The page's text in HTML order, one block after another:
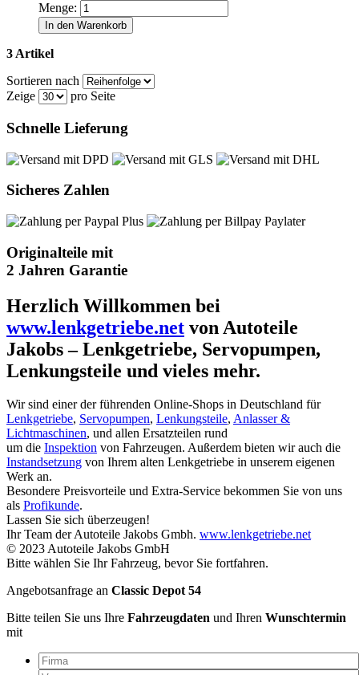
Menge:
In den Warenkorb
3 Artikel
Sortieren nach
Zeige
pro Seite
Schnelle Lieferung
Sicheres Zahlen
Originalteile mit
2 Jahren Garantie
Herzlich Willkommen bei
www.lenkgetriebe.net von Autoteile
Jakobs – Lenkgetriebe, Servopumpen,
Lenkungsteile und vieles mehr.
Wir sind einer der führenden Online-Shops in Deutschland für
Lenkgetriebe, Servopumpen, Lenkungsteile, Anlasser &
Lichtmaschinen, und allen Ersatzteilen rund
um die Inspektion von Fahrzeugen. Außerdem bieten wir auch die
Instandsetzung von Ihrem alten Lenkgetriebe in unserem eigenen
Werk an.
Besondere Preisvorteile und Extra-Service bekommen Sie von uns
als Profikunde.
Lassen Sie sich überzeugen!
Ihr Team der Autoteile Jakobs Gmbh. www.lenkgetriebe.net
© 2023 Autoteile Jakobs GmbH
Bitte wählen Sie Ihr Fahrzeug, bevor Sie fortfahren.
Angebotsanfrage an Classic Depot 54
Bitte teilen Sie uns Ihre Fahrzeugdaten und Ihren Wunschtermin
mit